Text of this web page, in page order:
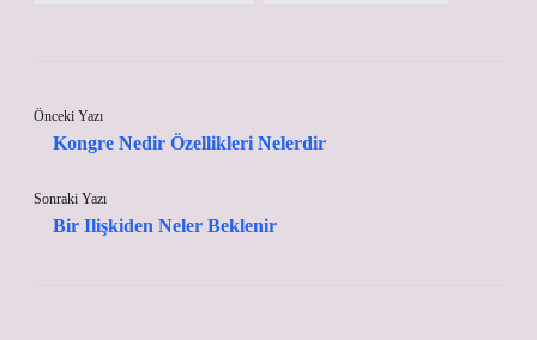
Önceki Yazı
Kongre Nedir Özellikleri Nelerdir
Sonraki Yazı
Bir Ilişkiden Neler Beklenir